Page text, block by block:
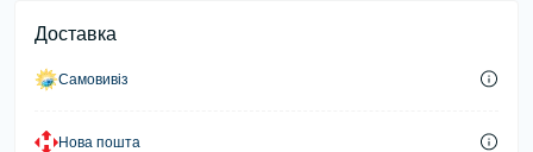
Доставка
Самовивіз
Нова пошта